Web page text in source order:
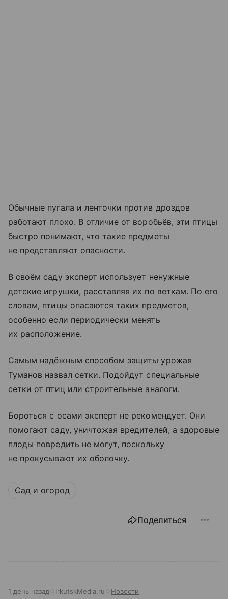
Обычные пугала и ленточки против дроздов
работают плохо. В отличие от воробьёв, эти птицы
быстро понимают, что такие предметы
не представляют опасности.
В своём саду эксперт использует ненужные
детские игрушки, расставляя их по веткам. По его
словам, птицы опасаются таких предметов,
особенно если периодически менять
их расположение.
Самым надёжным способом защиты урожая
Туманов назвал сетки. Подойдут специальные
сетки от птиц или строительные аналоги.
Бороться с осами эксперт не рекомендует. Они
помогают саду, уничтожая вредителей, а здоровые
плоды повредить не могут, поскольку
не прокусывают их оболочку.
Сад и огород
Поделиться
1 день назад IrkutskMedia.ru Новости